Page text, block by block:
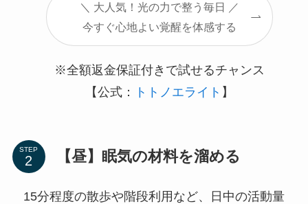
＼ 大人気！光の力で整う毎日 ／
今すぐ心地よい覚醒を体感する
※全額返金保証付きで試せるチャンス
【公式：
トトノエライト 】
STEP 【昼】眠気の材料を溜める
15分程度の散歩や階段利用など、日中の活動量